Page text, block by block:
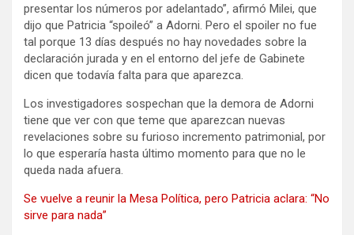
presentar los números por adelantado”, afirmó Milei, que
dijo que Patricia “spoileó” a Adorni. Pero el spoiler no fue
tal porque 13 días después no hay novedades sobre la
declaración jurada y en el entorno del jefe de Gabinete
dicen que todavía falta para que aparezca.
Los investigadores sospechan que la demora de Adorni
tiene que ver con que teme que aparezcan nuevas
revelaciones sobre su furioso incremento patrimonial, por
lo que esperaría hasta último momento para que no le
queda nada afuera.
Se vuelve a reunir la Mesa Política, pero Patricia aclara: “No
sirve para nada”